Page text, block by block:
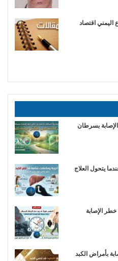
اليمني اقتصاد
بسرطان
يتحول العلاج
الإصابة
بأمراض الكبد